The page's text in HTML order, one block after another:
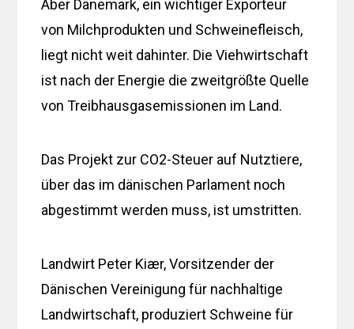
Aber Dänemark, ein wichtiger Exporteur
von Milchprodukten und Schweinefleisch,
liegt nicht weit dahinter. Die Viehwirtschaft
ist nach der Energie die zweitgrößte Quelle
von Treibhausgasemissionen im Land.
Das Projekt zur CO2-Steuer auf Nutztiere,
über das im dänischen Parlament noch
abgestimmt werden muss, ist umstritten.
Landwirt Peter Kiær, Vorsitzender der
Dänischen Vereinigung für nachhaltige
Landwirtschaft, produziert Schweine für